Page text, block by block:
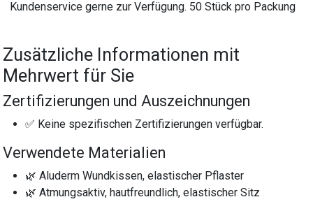
Kundenservice gerne zur Verfügung. 50 Stück pro Packung
Zusätzliche Informationen mit
Mehrwert für Sie
Zertifizierungen und Auszeichnungen
✅ Keine spezifischen Zertifizierungen verfügbar.
Verwendete Materialien
🌿 Aluderm Wundkissen, elastischer Pflaster
🌿 Atmungsaktiv, hautfreundlich, elastischer Sitz